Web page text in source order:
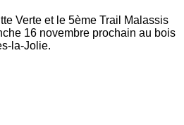
Verte et le 5ème Trail Malassis
16 novembre prochain au bois
la-Jolie.